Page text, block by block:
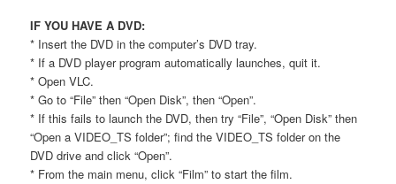
IF YOU HAVE A DVD:
* Insert the DVD in the computer’s DVD tray.
* If a DVD player program automatically launches, quit it.
* Open VLC.
* Go to “File” then “Open Disk”, then “Open”.
* If this fails to launch the DVD, then try “File”, “Open Disk” then
“Open a VIDEO_TS folder”; find the VIDEO_TS folder on the
DVD drive and click “Open”.
* From the main menu, click “Film” to start the film.